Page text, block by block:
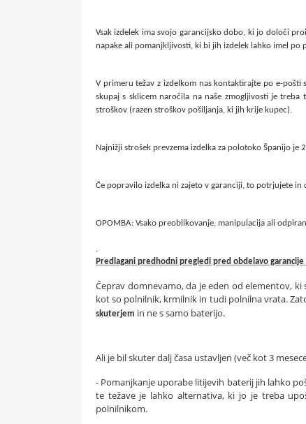
Vsak izdelek ima svojo garancijsko dobo, ki jo določi
napake ali pomanjkljivosti, ki bi jih izdelek lahko imel
V primeru težav z izdelkom nas kontaktirajte po e-
skupaj s sklicem naročila na naše zmogljivosti je
stroškov (razen stroškov pošiljanja, ki jih krije kupec).
Najnižji strošek prevzema izdelka za polotoko Španijo
Če popravilo izdelka ni zajeto v garanciji, to potrjujete in
OPOMBA: Vsako preoblikovanje, manipulacija ali
Predlagani predhodni pregledi pred obdelavo
Čeprav domnevamo, da je eden od elementov,
kot so polnilnik, krmilnik in tudi polnilna vrata.
skuterjem in ne s samo baterijo.
Ali je bil skuter dalj časa ustavljen (več kot 3
- Pomanjkanje uporabe litijevih baterij jih lahko
te težave je lahko alternativa, ki jo je treba
polnilnikom.